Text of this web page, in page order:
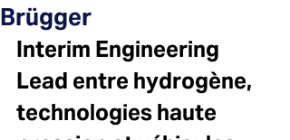
Brügger
Interim Engineering
Lead entre hydrogène,
technologies haute